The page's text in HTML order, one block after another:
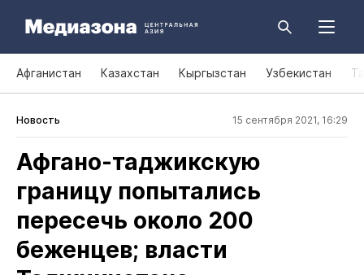
Афганистан Казахстан Кыргызстан Узбекистан
Новость 15 сентября 2021, 16:29
Афгано‑таджикскую
границу попытались
пересечь около 200
беженцев; власти